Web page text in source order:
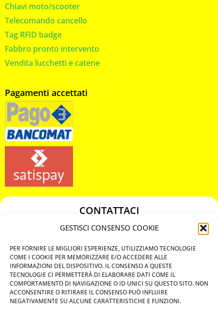
GESTISCI CONSENSO COOKIE
PER FORNIRE LE MIGLIORI ESPERIENZE, UTILIZZIAMO TECNOLOGIE
COME I COOKIE PER MEMORIZZARE E/O ACCEDERE ALLE
INFORMAZIONI DEL DISPOSITIVO. IL CONSENSO A QUESTE
TECNOLOGIE CI PERMETTERÀ DI ELABORARE DATI COME IL
COMPORTAMENTO DI NAVIGAZIONE O ID UNICI SU QUESTO SITO. NON
ACCONSENTIRE O RITIRARE IL CONSENSO PUÒ INFLUIRE
NEGATIVAMENTE SU ALCUNE CARATTERISTICHE E FUNZIONI.
Chiavi moto/scooter
Telecomando cancello
Tag RFID badge
Fabbro pronto intervento
Vendita lucchetti e catene
Pagamenti accettati
CONTATTACI
349 3863811
chiavicodificate@gmail.com
Privacy Policy
Cookie Policy